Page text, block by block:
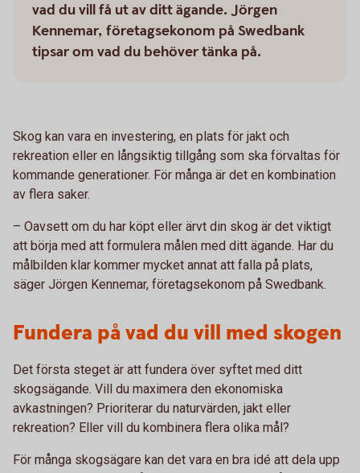
vad du vill få ut av ditt ägande. Jörgen
Kennemar, företagsekonom på Swedbank
tipsar om vad du behöver tänka på.
Skog kan vara en investering, en plats för jakt och
rekreation eller en långsiktig tillgång som ska förvaltas för
kommande generationer. För många är det en kombination
av flera saker.
– Oavsett om du har köpt eller ärvt din skog är det viktigt
att börja med att formulera målen med ditt ägande. Har du
målbilden klar kommer mycket annat att falla på plats,
säger Jörgen Kennemar, företagsekonom på Swedbank.
Fundera på vad du vill med skogen
Det första steget är att fundera över syftet med ditt
skogsägande. Vill du maximera den ekonomiska
avkastningen? Prioriterar du naturvärden, jakt eller
rekreation? Eller vill du kombinera flera olika mål?
För många skogsägare kan det vara en bra idé att dela upp